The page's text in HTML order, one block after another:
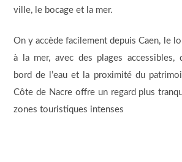
ville, le bocage et la mer.
On y accède facilement depuis Caen, le
à la mer, avec des plages accessibles,
bord de l’eau et la proximité du
Côte de Nacre offre un regard plus
zones touristiques intenses